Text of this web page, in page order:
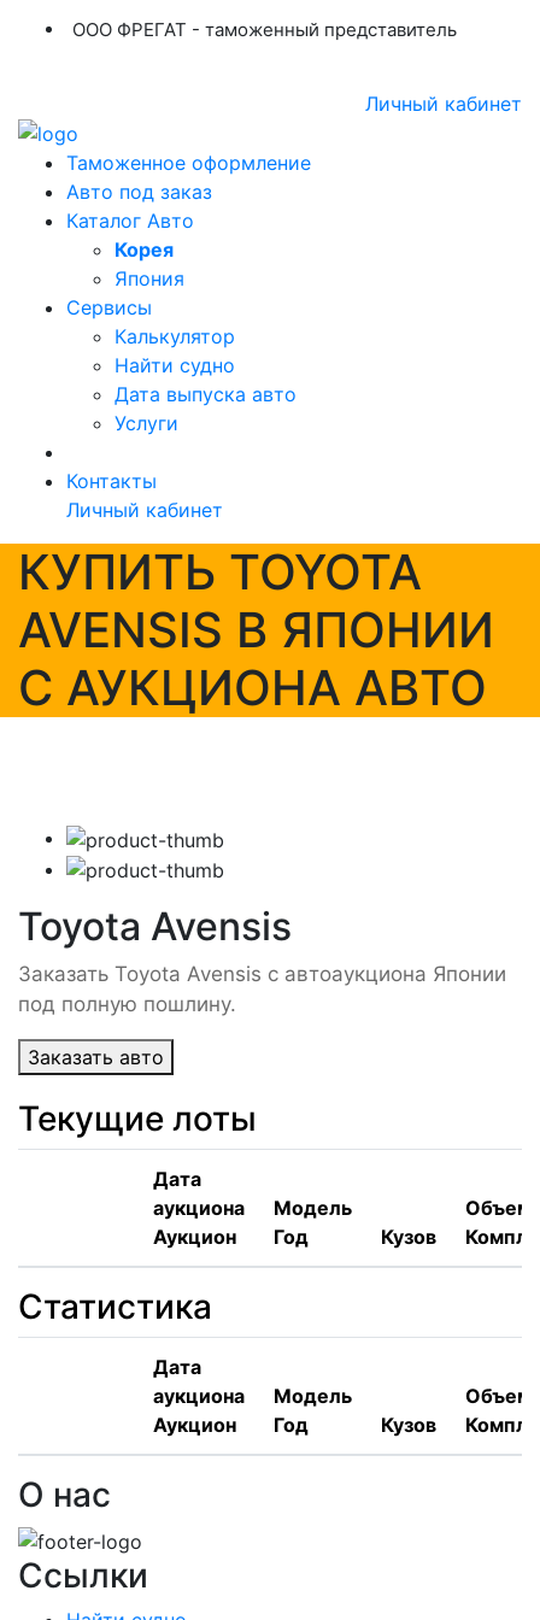
ООО ФРЕГАТ - таможенный представитель
Личный кабинет
Таможенное оформление
Авто под заказ
Каталог Авто
Корея
Япония
Сервисы
Калькулятор
Найти судно
Дата выпуска авто
Услуги
Контакты
Личный кабинет
КУПИТЬ TOYOTA
AVENSIS В ЯПОНИИ
С АУКЦИОНА АВТО
Toyota Avensis
Заказать Toyota Avensis с автоаукциона Японии
под полную пошлину.
Заказать авто
Текущие лоты
Дата
аукциона
Аукцион
Модель
Год
Кузов
Объем,
Статистика
Дата
аукциона
Аукцион
Модель
Год
Кузов
Объем,
О нас
Ссылки